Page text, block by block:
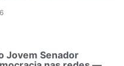
Jovem Senador